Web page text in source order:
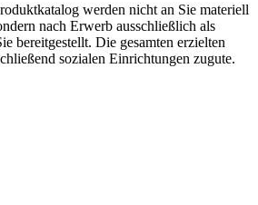
werden nicht an Sie materiell
nach Erwerb ausschließlich als
bereitgestellt. Die gesamten erzielten
sozialen Einrichtungen zugute.